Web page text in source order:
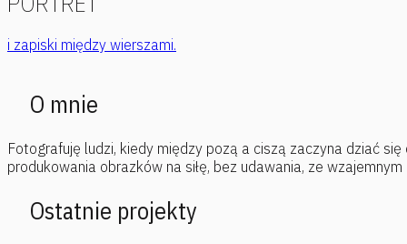
i zapiski między wierszami.
O mnie
Fotografuję ludzi, kiedy między pozą a ciszą zaczyna dziać
produkowania obrazków na siłę, bez udawania, ze
Ostatnie projekty